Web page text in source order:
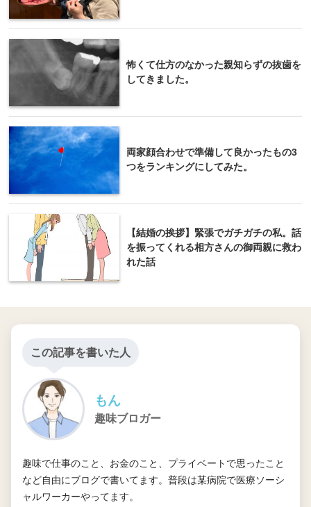
怖くて仕方のなかった親知らずの抜歯を
してきました。
両家顔合わせで準備して良かったもの3
つをランキングにしてみた。
【結婚の挨拶】緊張でガチガチの私。話
を振ってくれる相方さんの御両親に救わ
れた話
この記事を書いた人
もん
趣味ブロガー
趣味で仕事のこと、お金のこと、プライベートで思ったこと
など自由にブログで書いてます。普段は某病院で医療ソーシ
ャルワーカーやってます。